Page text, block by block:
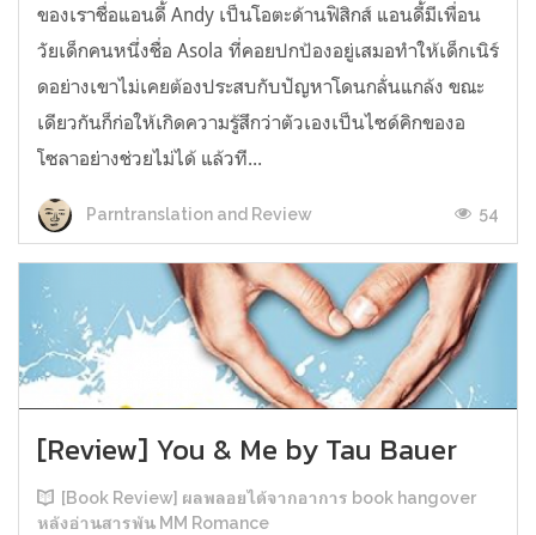
ของเราชื่อแอนดี้ Andy เป็นโอตะด้านฟิสิกส์ แอนดี้มีเพื่อน
วัยเด็กคนหนึ่งชื่อ Asola ที่คอยปกป้องอยู่เสมอทำให้เด็กเนิร์
ดอย่างเขาไม่เคยต้องประสบกับปัญหาโดนกลั่นแกล้ง ขณะ
เดียวกันก็ก่อให้เกิดความรู้สึกว่าตัวเองเป็นไซด์คิกของอ
โซลาอย่างช่วยไม่ได้ แล้วที...
Parntranslation and Review 54
[Review] You & Me by Tau Bauer
[Book Review] ผลพลอยได้จากอาการ book hangover
หลังอ่านสารพัน MM Romance